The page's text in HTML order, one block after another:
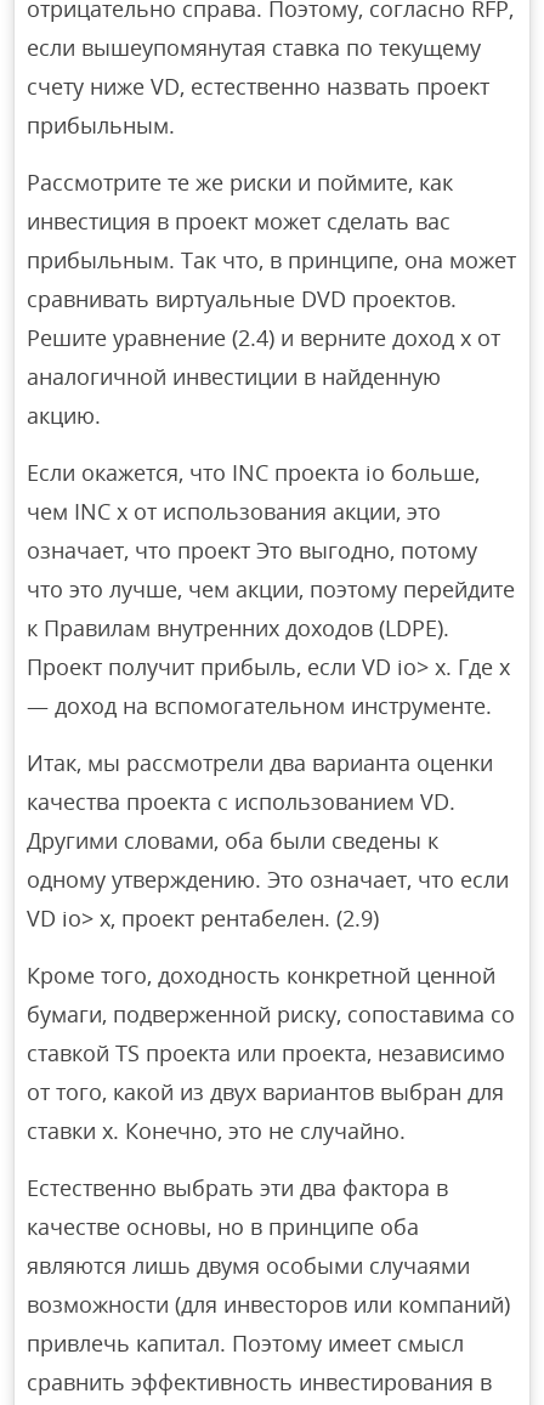
отрицательно справа. Поэтому, согласно RFP,
если вышеупомянутая ставка по текущему
счету ниже VD, естественно назвать проект
прибыльным.
Рассмотрите те же риски и поймите, как
инвестиция в проект может сделать вас
прибыльным. Так что, в принципе, она может
сравнивать виртуальные DVD проектов.
Решите уравнение (2.4) и верните доход x от
аналогичной инвестиции в найденную
акцию.
Если окажется, что INC проекта io больше,
чем INC x от использования акции, это
означает, что проект Это выгодно, потому
что это лучше, чем акции, поэтому перейдите
к Правилам внутренних доходов (LDPE).
Проект получит прибыль, если VD io> x. Где х
— доход на вспомогательном инструменте.
Итак, мы рассмотрели два варианта оценки
качества проекта с использованием VD.
Другими словами, оба были сведены к
одному утверждению. Это означает, что если
VD io> x, проект рентабелен. (2.9)
Кроме того, доходность конкретной ценной
бумаги, подверженной риску, сопоставима со
ставкой TS проекта или проекта, независимо
от того, какой из двух вариантов выбран для
ставки x. Конечно, это не случайно.
Естественно выбрать эти два фактора в
качестве основы, но в принципе оба
являются лишь двумя особыми случаями
возможности (для инвесторов или компаний)
привлечь капитал. Поэтому имеет смысл
сравнить эффективность инвестирования в